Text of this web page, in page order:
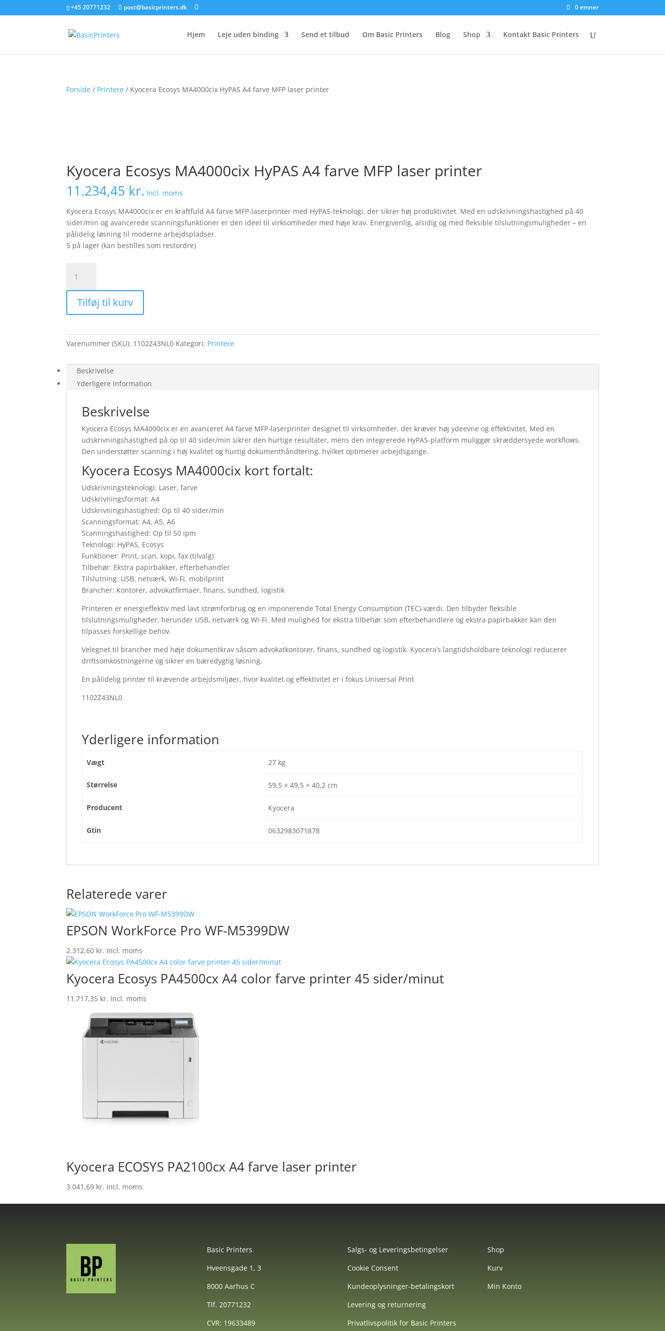
+45 20771232 post@basicprinters.dk 0 emner
Hjem Leje uden binding Send et tilbud Om Basic Printers Blog Shop Kontakt Basic Printers
Forside / Printere / Kyocera Ecosys MA4000cix HyPAS A4 farve MFP laser printer
Kyocera Ecosys MA4000cix HyPAS A4 farve MFP laser printer
11.234,45 kr. Incl. moms
Kyocera Ecosys MA4000cix er en kraftfuld A4 farve MFP-laserprinter med HyPAS-teknologi, der sikrer høj produktivitet. Med en udskrivningshastighed på 40
sider/min og avancerede scanningsfunktioner er den ideel til virksomheder med høje krav. Energivenlig, alsidig og med fleksible tilslutningsmuligheder – en
pålidelig løsning til moderne arbejdspladser.
5 på lager (kan bestilles som restordre)
Ecosys
MA4000cix
HyPAS
A4
MFP
laser
antal
Tilføj til kurv
Varenummer (SKU): 1102Z43NL0 Kategori: Printere
Beskrivelse
Yderligere information
Beskrivelse
Kyocera Ecosys MA4000cix er en avanceret A4 farve MFP-laserprinter designet til virksomheder, der kræver høj ydeevne og effektivitet. Med en
udskrivningshastighed på op til 40 sider/min sikrer den hurtige resultater, mens den integrerede HyPAS-platform muliggør skræddersyede workflows.
Den understøtter scanning i høj kvalitet og hurtig dokumenthåndtering, hvilket optimerer arbejdsgange.
Kyocera Ecosys MA4000cix kort fortalt:
Udskrivningsteknologi: Laser, farve
Udskrivningsformat: A4
Udskrivningshastighed: Op til 40 sider/min
Scanningsformat: A4, A5, A6
Scanningshastighed: Op til 50 ipm
Teknologi: HyPAS, Ecosys
Funktioner: Print, scan, kopi, fax (tilvalg)
Tilbehør: Ekstra papirbakker, efterbehandler
Tilslutning: USB, netværk, Wi-Fi, mobilprint
Brancher: Kontorer, advokatfirmaer, finans, sundhed, logistik
Printeren er energieffektiv med lavt strømforbrug og en imponerende Total Energy Consumption (TEC)-værdi. Den tilbyder fleksible
tilslutningsmuligheder, herunder USB, netværk og Wi-Fi. Med mulighed for ekstra tilbehør som efterbehandlere og ekstra papirbakker kan den
tilpasses forskellige behov.
Velegnet til brancher med høje dokumentkrav såsom advokatkontorer, finans, sundhed og logistik. Kyocera’s langtidsholdbare teknologi reducerer
driftsomkostningerne og sikrer en bæredygtig løsning.
En pålidelig printer til krævende arbejdsmiljøer, hvor kvalitet og effektivitet er i fokus.Universal Print
1102Z43NL0
Yderligere information
Vægt 27 kg
Størrelse 59,5 × 49,5 × 40,2 cm
Producent Kyocera
Gtin 0632983071878
Relaterede varer
EPSON WorkForce Pro WF-M5399DW
2.312,60 kr. Incl. moms
Kyocera Ecosys PA4500cx A4 color farve printer 45 sider/minut
11.717,35 kr. Incl. moms
Kyocera ECOSYS PA2100cx A4 farve laser printer
3.041,69 kr. Incl. moms
Basic Printers
Hveensgade 1, 3
8000 Aarhus C
Tlf. 20771232
CVR: 19633489
Salgs- og Leveringsbetingelser
Cookie Consent
Kundeoplysninger-betalingskort
Levering og returnering
Privatlivspolitik for Basic Printers
Shop
Kurv
Min Konto